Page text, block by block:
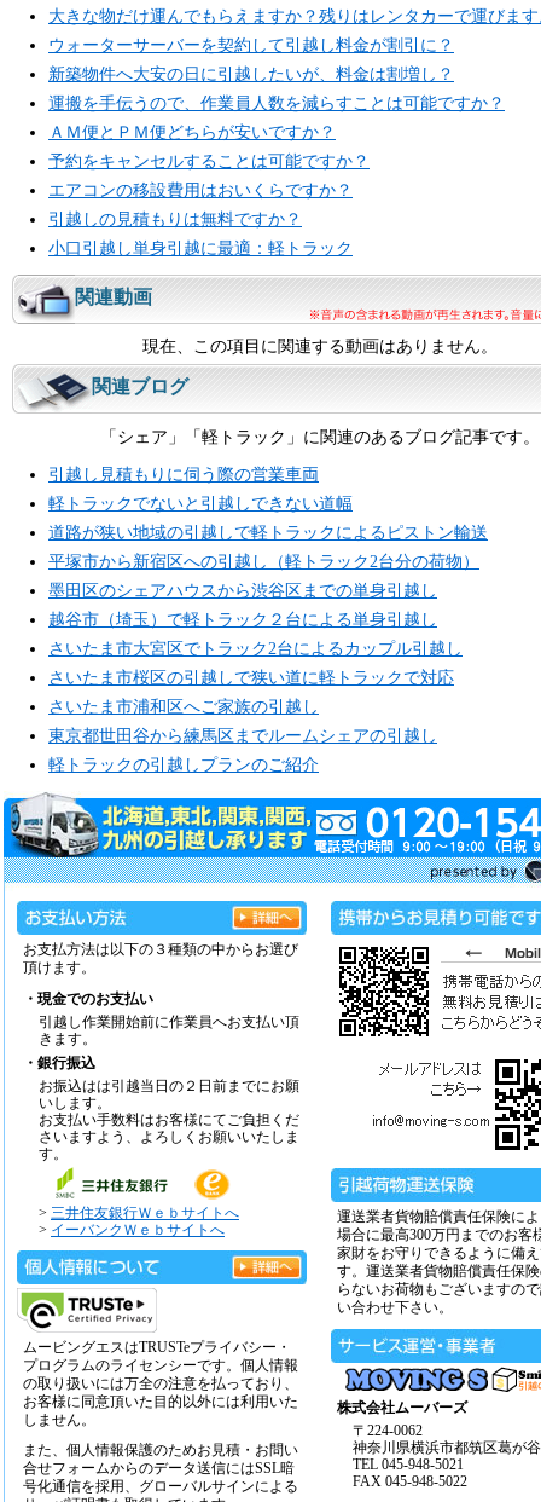
大きな物だけ運んでもらえますか？残りはレンタカーで運びま
ウォーターサーバーを契約して引越し料金が割引に？
新築物件へ大安の日に引越したいが、料金は割増し？
運搬を手伝うので、作業員人数を減らすことは可能ですか？
ＡＭ便とＰＭ便どちらが安いですか？
予約をキャンセルすることは可能ですか？
エアコンの移設費用はおいくらですか？
引越しの見積もりは無料ですか？
小口引越し単身引越に最適：軽トラック
関連動画
現在、この項目に関連する動画はありません。
関連ブログ
「シェア」「軽トラック」に関連のあるブログ記事です。
引越し見積もりに伺う際の営業車両
軽トラックでないと引越しできない道幅
道路が狭い地域の引越しで軽トラックによるピストン輸送
平塚市から新宿区への引越し（軽トラック2台分の荷物）
墨田区のシェアハウスから渋谷区までの単身引越し
越谷市（埼玉）で軽トラック２台による単身引越し
さいたま市大宮区でトラック2台によるカップル引越し
さいたま市桜区の引越しで狭い道に軽トラックで対応
さいたま市浦和区へご家族の引越し
東京都世田谷から練馬区までルームシェアの引越し
軽トラックの引越しプランのご紹介
お支払方法は以下の３種類の中からお選び
頂けます。
・現金でのお支払い
引越し作業開始前に作業員へお支払い頂
きます。
・銀行振込
お振込はは引越当日の２日前までにお願
いします。
お支払い手数料はお客様にてご負担くだ
さいますよう、よろしくお願いいたしま
す。
> 三井住友銀行Ｗｅｂサイトへ
> イーバンクＷｅｂサイトへ
ムービングエスはTRUSTeプライバシー・
プログラムのライセンシーです。個人情報
の取り扱いには万全の注意を払っており、
お客様に同意頂いた目的以外には利用いた
しません。
また、個人情報保護のためお見積・お問い
合せフォームからのデータ送信にはSSL暗
号化通信を採用、グローバルサインによる
運送業者貨物賠償責任保険に
場合に最高300万円までのお客
家財をお守りできるように備
す。運送業者貨物賠償責任保
らないお荷物もございますの
い合わせ下さい。
株式会社ムーバーズ
〒224-0062
神奈川県横浜市都筑区葛が
TEL 045-948-5021
FAX 045-948-5022